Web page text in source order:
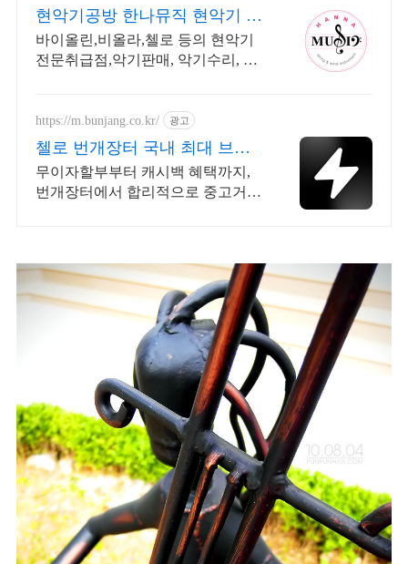
현악기공방 한나뮤직 현악기 점
문점
바이올린,비올라,첼로 등의 현악기
전문취급점,악기판매, 악기수리, 줄
https://m.bunjang.co.kr/ 광고
첼로 번개장터 국내 최대 브랜
드 중고거래
무이자할부부터 캐시백 혜택까지,
번개장터에서 합리적으로 중고거래